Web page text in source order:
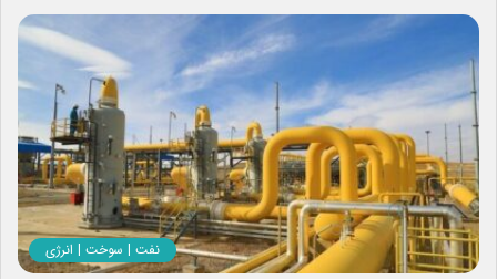
نفت | سوخت | انرژی